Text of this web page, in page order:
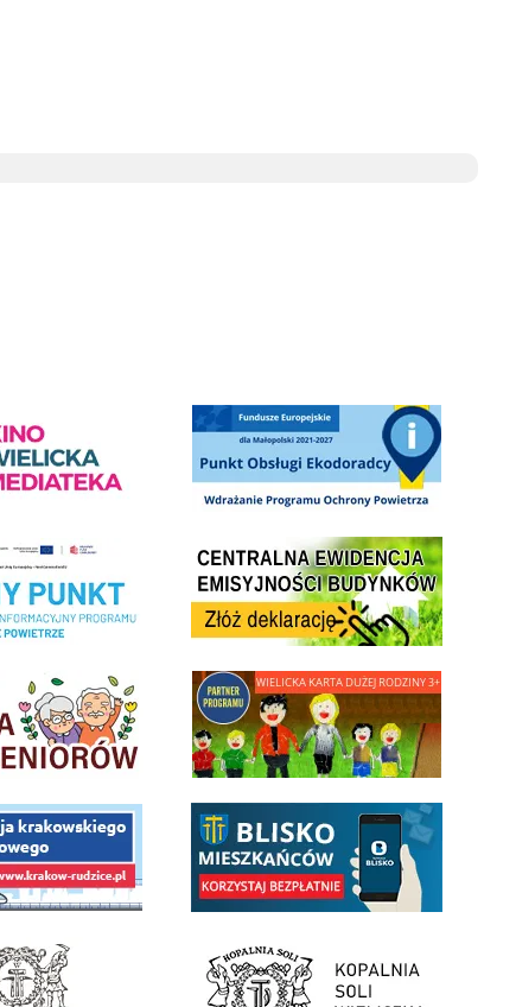
Punkt Obsługi Ekodoradcy Wieliczka
Czyste Powietrze w Gminie WieliczkaCentrala Ewidencja Emisyjności Budynków - złóż
Rady Seniorow - Wieliczka link do strony - Wielicka Karta Dużej Rodziny
Społecznego
budowy linii kolejowej Krakow Rudzicelink do opisu aplikacji - BLISKO, Gmina Wieliczka w
Żup Krakowskich Wieliczka link do strony Kopalni Soli Wieliczka